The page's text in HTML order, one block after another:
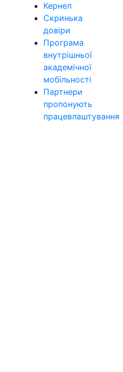
Кернел
Скринька
довіри
Програма
внутрішньої
академічної
мобільності
Партнери
пропонують
працевлаштування